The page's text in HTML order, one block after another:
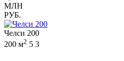
МЛН
РУБ.
Челси 200
200 м2 5 3